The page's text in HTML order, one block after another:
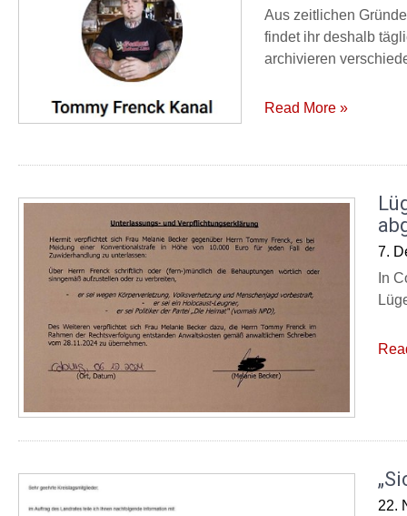
Aus zeitlichen
findet ihr deshalb
archivieren
Read More »
7.
In
22.